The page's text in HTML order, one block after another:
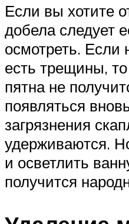
Если вы хотите
добела следует
осмотреть. Если
есть трещины,
пятна не
появляться
загрязнения
удерживаются.
и осветлить
получится